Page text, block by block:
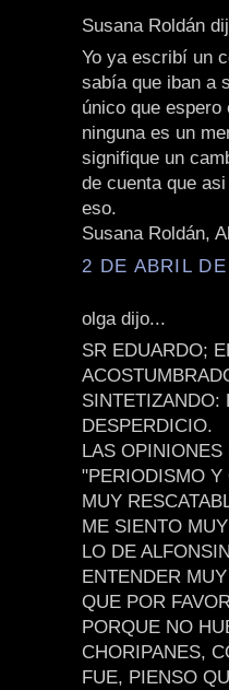
Susana Roldán
Yo ya escribí un
sabía que iban a
único que
ninguna es un
signifique un
de cuenta que
eso.
Susana Roldán,
2 DE ABRIL
olga dijo...
SR EDUARDO;
SINTETIZANDO:
DESPERDICIO.
LAS
"PERIODISMO
MUY
ME SIENTO
LO DE
ENTENDER
QUE POR
PORQUE NO
CHORIPANES,
FUE, PIENSO